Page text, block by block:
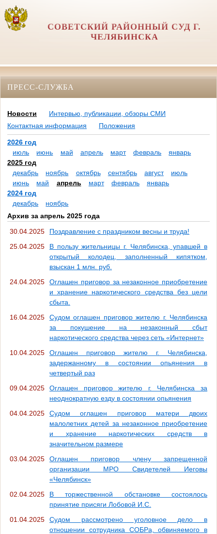
СОВЕТСКИЙ РАЙОННЫЙ СУД Г.
ЧЕЛЯБИНСКА
ПРЕСС-СЛУЖБА
Новости
Интервью, публикации, обзоры СМИ
Контактная информация
Положения
2026 год
июль
июнь май апрель март февраль
январь
2025 год
декабрь
ноябрь октябрь сентябрь август
июль
июнь
май апрель март февраль
январь
2024 год
декабрь
ноябрь
Архив за апрель 2025 года
30.04.2025
Поздравление с праздником весны и труда!
25.04.2025
В пользу жительницы г. Челябинска, упавшей в
открытый колодец, заполненный кипятком,
взыскан 1 млн. руб.
24.04.2025
Оглашен приговор за незаконное приобретение
и хранение наркотического средства без цели
сбыта.
16.04.2025
Судом оглашен приговор жителю г. Челябинска
за покушение на незаконный сбыт
наркотического средства через сеть «Интернет»
10.04.2025
Оглашен приговор жителю г. Челябинска,
задержанному в состоянии опьянения в
четвертый раз
09.04.2025
Оглашен приговор жителю г. Челябинска за
неоднократную езду в состоянии опьянения
04.04.2025
Судом оглашен приговор матери двоих
малолетних детей за незаконное приобретение
и хранение наркотических средств в
значительном размере
03.04.2025
Оглашен приговор члену запрещенной
организации МРО Свидетелей Иеговы
«Челябинск»
02.04.2025
В торжественной обстановке состоялось
принятие присяги Лобовой И.С.
01.04.2025
Судом рассмотрено уголовное дело в
отношении сотрудника СОБРа, обвиняемого в